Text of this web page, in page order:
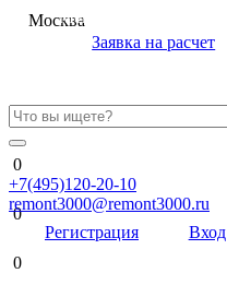
Москва
Заявка на расчет
0
0
0
+7(495)120-20-10
remont3000@remont3000.ru
Меню
Регистрация Вход